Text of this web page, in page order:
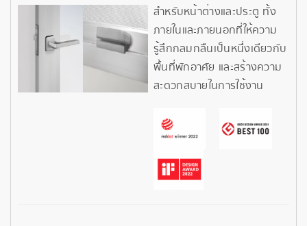
สำหรับหน้าต่างและประตู ทั้ง
ภายในและภายนอกที่ให้ความ
รู้สึกกลมกลืนเป็นหนึ่งเดียวกับ
พื้นที่พักอาศัย และสร้างความ
สะดวกสบายในการใช้งาน